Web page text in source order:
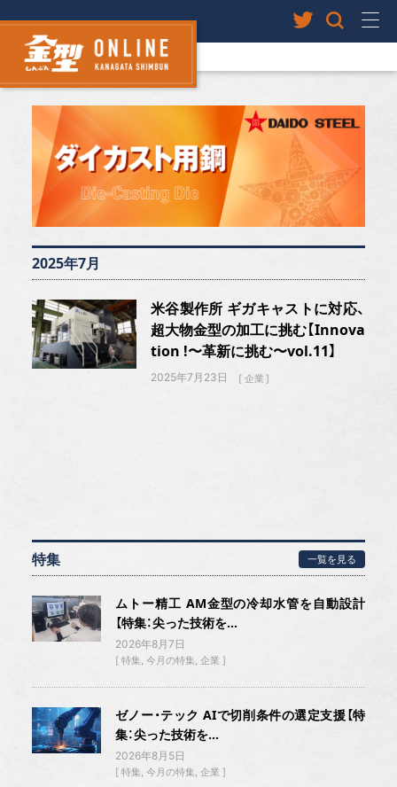
2025年7月
米谷製作所 ギガキャストに対応、
超大物金型の加工に挑む【Innova
tion !〜革新に挑む〜vol.11】
2025年7月23日 企業
特集 一覧を見る
ムトー精工 AM金型の冷却水管を自動設計
【特集：尖った技術を...
2026年8月7日
特集 今月の特集 企業
ゼノー・テック AIで切削条件の選定支援【特
集：尖った技術を...
2026年8月5日
特集 今月の特集 企業